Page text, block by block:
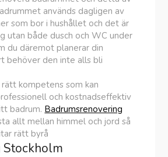
används dagligen av
som bor i hushållet och det är
utan både dusch och WC under
du däremot planerar din
behöver den inte alls bli
kompetens som kan
och kostnadseffektiv
badrum. Badrumsrenovering
allt mellan himmel och jord så
rätt byrå
Stockholm